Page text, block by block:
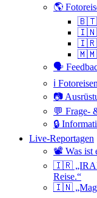
🌎
🇧🇹
🇮🇳
🇮🇷
🇲🇲
🗣
ℹ️
📷
💬 Frage-
🔒
Live-Reportagen
📽 Was ist
🇮🇷
Reise.“
🇮🇳